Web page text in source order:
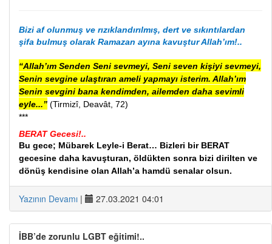
Bizi af olunmuş ve rızıklandırılmış, dert ve sıkıntılardan
şifa bulmuş olarak Ramazan ayına kavuştur Allah’ım!..
“Allah’ım Senden Seni sevmeyi, Seni seven kişiyi sevmeyi,
Senin sevgine ulaştıran ameli yapmayı isterim. Allah’ım
Senin sevgini bana kendimden, ailemden daha sevimli
eyle...” (Tirmizî, Deavât, 72)
***
BERAT Gecesi!..
Bu gece; Mübarek Leyle-i Berat… Bizleri birBERAT
gecesine daha kavuşturan, öldükten sonra bizi dirilten ve
dönüş kendisine olan Allah’a hamdü senalar olsun.
Yazının Devamı | 27.03.2021 04:01
İBB’de zorunlu LGBT eğitimi!..